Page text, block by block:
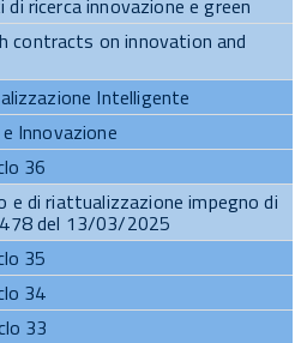
ricerca innovazione e green
contracts on innovation and
Intelligente
Innovazione
36
e di riattualizzazione impegno di
del 13/03/2025
35
34
33